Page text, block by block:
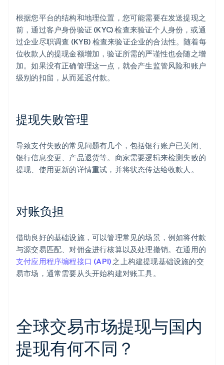
根据您平台的结构和地理位置，您可能需要在发送提现之
前，通过客户身份验证 (KYC) 检查来验证个人身份，或通
过企业尽职调查 (KYB) 检查来验证企业的合法性。随着每
位收款人的提现金额增加，验证所需的严谨性也会随之增
加。如果没有正确管理这一点，就会产生监管风险和账户
级别的扣留，从而延迟付款。
提现失败管理
导致支付失败的常见问题有几个，包括银行账户已关闭、
银行信息变更、产品退货等。商家需要逻辑来检测失败的
提现、使用更新的详情重试，并将状态传达给收款人。
对账负担
借助良好的基础设施，可以管理常见的场景，例如将付款
与源交易匹配、对佣金进行核算以及处理撤销。在通用的
支付应用程序编程接口 (API) 之上构建提现基础设施的交
易市场，通常需要从头开始构建对账工具。
全球交易市场提现与国内
提现有何不同？